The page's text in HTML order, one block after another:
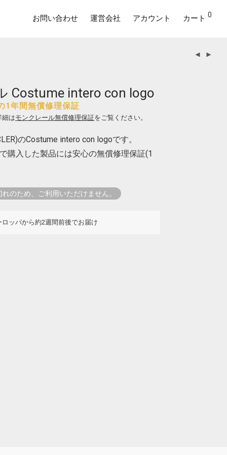
お問い合わせ 運営会社 アカウント カート 0
Costume intero con logo
1年間無償修理保証
細はモンクレール無償修理保証をご覧ください。
のCostume intero con logoです。
購入した製品には安心の無償修理保証(1
のため、ご利用いただけません。
ロッパから約2週間前後でお届け